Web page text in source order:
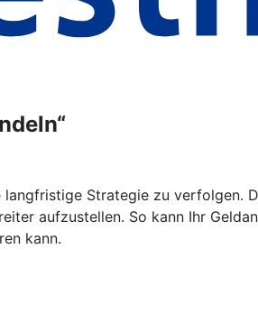
Strategie zu verfolgen.
aufzustellen. So kann Ihr
kann.